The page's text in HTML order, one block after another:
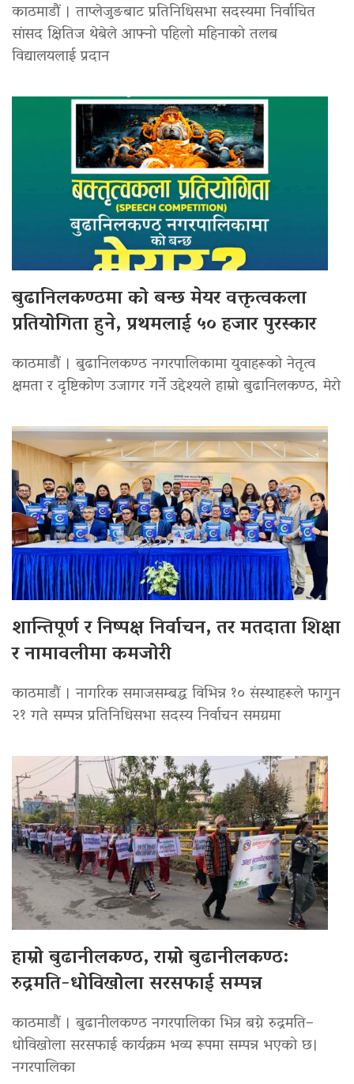
काठमाडौं । ताप्लेजुङबाट प्रतिनिधिसभा सदस्यमा निर्वाचित
सांसद क्षितिज थेबेले आफ्नो पहिलो महिनाको तलब
विद्यालयलाई प्रदान
बुढानिलकण्ठमा को बन्छ मेयर वक्तृत्वकला
प्रतियोगिता हुने, प्रथमलाई ५० हजार पुरस्कार
काठमाडौं । बुढानिलकण्ठ नगरपालिकामा युवाहरूको नेतृत्व
क्षमता र दृष्टिकोण उजागर गर्ने उद्देश्यले हाम्रो बुढानिलकण्ठ, मेरो
शान्तिपूर्ण र निष्पक्ष निर्वाचन, तर मतदाता शिक्षा
र नामावलीमा कमजोरी
काठमाडौं । नागरिक समाजसम्बद्ध विभिन्न १० संस्थाहरूले फागुन
२१ गते सम्पन्न प्रतिनिधिसभा सदस्य निर्वाचन समग्रमा
हाम्रो बुढानीलकण्ठ, राम्रो बुढानीलकण्ठ:
रुद्रमति-धोविखोला सरसफाई सम्पन्न
काठमाडौं । बुढानीलकण्ठ नगरपालिका भित्र बग्ने रुद्रमति–
धोविखोला सरसफाई कार्यक्रम भव्य रूपमा सम्पन्न भएको छ।
नगरपालिका